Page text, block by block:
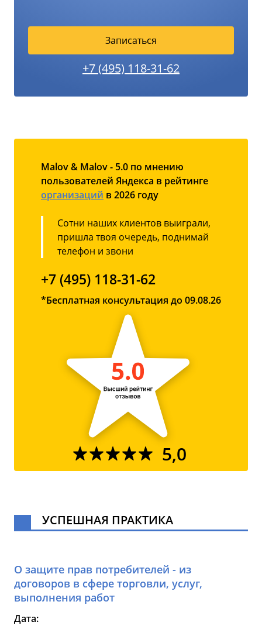
Записаться
+7 (495) 118-31-62
Malov & Malov - 5.0 по мнению
пользователей Яндекса в рейтинге
организаций в 2026 году
Сотни наших клиентов выиграли,
пришла твоя очередь, поднимай
телефон и звони
+7 (495) 118-31-62
*Бесплатная консультация до 09.08.26
5,0
УСПЕШНАЯ ПРАКТИКА
О защите прав потребителей - из
договоров в сфере торговли, услуг,
выполнения работ
Дата: